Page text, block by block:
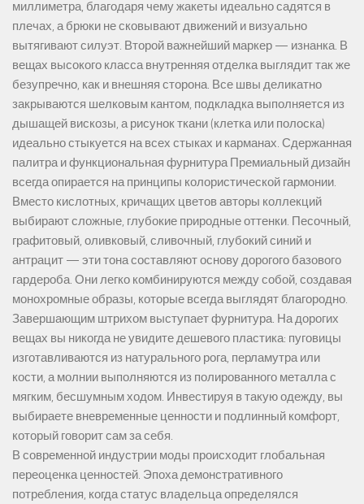
миллиметра, благодаря чему жакеты идеально садятся в
плечах, а брюки не сковывают движений и визуально
вытягивают силуэт. Второй важнейший маркер — изнанка. В
вещах высокого класса внутренняя отделка выглядит так же
безупречно, как и внешняя сторона. Все швы деликатно
закрываются шелковым кантом, подкладка выполняется из
дышащей вискозы, а рисунок ткани (клетка или полоска)
идеально стыкуется на всех стыках и карманах. Сдержанная
палитра и функциональная фурнитура Премиальный дизайн
всегда опирается на принципы колористической гармонии.
Вместо кислотных, кричащих цветов авторы коллекций
выбирают сложные, глубокие природные оттенки. Песочный,
графитовый, оливковый, сливочный, глубокий синий и
антрацит — эти тона составляют основу дорогого базового
гардероба. Они легко комбинируются между собой, создавая
монохромные образы, которые всегда выглядят благородно.
Завершающим штрихом выступает фурнитура. На дорогих
вещах вы никогда не увидите дешевого пластика: пуговицы
изготавливаются из натурального рога, перламутра или
кости, а молнии выполняются из полированного металла с
мягким, бесшумным ходом. Инвестируя в такую одежду, вы
выбираете вневременные ценности и подлинный комфорт,
который говорит сам за себя.
В современной индустрии моды происходит глобальная
переоценка ценностей. Эпоха демонстративного
потребления, когда статус владельца определялся